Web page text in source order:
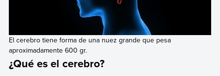
El cerebro tiene forma de una nuez grande que pesa
aproximadamente 600 gr.
¿Qué es el cerebro?